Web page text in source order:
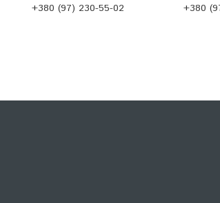
+380 (97) 230-55-02
+380